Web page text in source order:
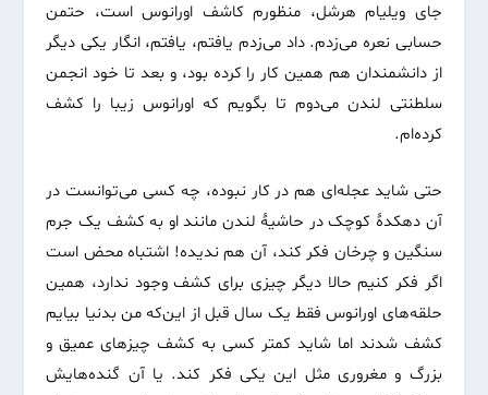
جای ویلیام هرشل، منظورم کاشف اورانوس است، حتمن
حسابی نعره می‌زدم. داد می‌زدم یافتم، یافتم، انگار یکی دیگر
از دانشمندان هم همین کار را کرده بود، و بعد تا خود انجمن
سلطنتی لندن می‌دوم تا بگویم که اورانوس زیبا را کشف
کرده‌ام.
حتی شاید عجله‌ای هم در کار نبوده، چه کسی می‌توانست در
آن دهکدهٔ کوچک در حاشیهٔ لندن مانند او به کشف یک جرم
سنگین و چرخان فکر کند، آن هم ندیده! اشتباه محض است
اگر فکر کنیم حالا دیگر چیزی برای کشف وجود ندارد، همین
حلقه‌های اورانوس فقط یک سال قبل از این‌که من بدنیا بیایم
کشف شدند اما شاید کمتر کسی به کشف چیزهای عمیق و
بزرگ و مغروری مثل این یکی فکر کند. یا آن گنده‌هایش